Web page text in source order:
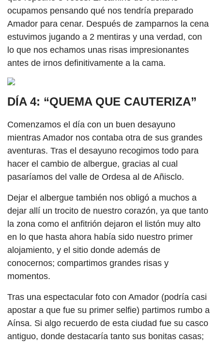
ocupamos pensando qué nos tendría preparado
Amador para cenar. Después de zamparnos la cena
estuvimos jugando a 2 mentiras y una verdad, con
lo que nos echamos unas risas impresionantes
antes de irnos definitivamente a la cama.
DÍA 4: “QUEMA QUE CAUTERIZA”
Comenzamos el día con un buen desayuno
mientras Amador nos contaba otra de sus grandes
aventuras. Tras el desayuno recogimos todo para
hacer el cambio de albergue, gracias al cual
pasaríamos del valle de Ordesa al de Añisclo.
Dejar el albergue también nos obligó a muchos a
dejar allí un trocito de nuestro corazón, ya que tanto
la zona como el anfitrión dejaron el listón muy alto
en lo que hasta ahora había sido nuestro primer
alojamiento, y el sitio donde además de
conocernos; compartimos grandes risas y
momentos.
Tras una espectacular foto con Amador (podría casi
apostar a que fue su primer selfie) partimos rumbo a
Aínsa. Si algo recuerdo de esta ciudad fue su casco
antiguo, donde destacaría tanto sus bonitas casas;